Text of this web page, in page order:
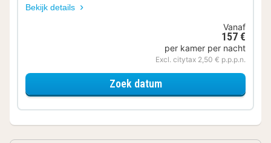
Bekijk details
Vanaf
157 €
per kamer per nacht
Excl. citytax 2,50 € p.p.p.n.
Zoek datumvoor Deluxe kamer